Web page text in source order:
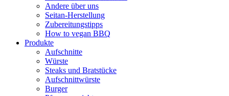
Andere über uns
Seitan-Herstellung
Zubereitungstipps
How to vegan BBQ
Produkte
Aufschnitte
Würste
Steaks und Bratstücke
Aufschnittwürste
Burger